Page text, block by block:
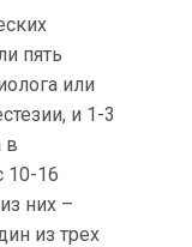
пять
или
и 1-3
в
10-16
них –
из трех